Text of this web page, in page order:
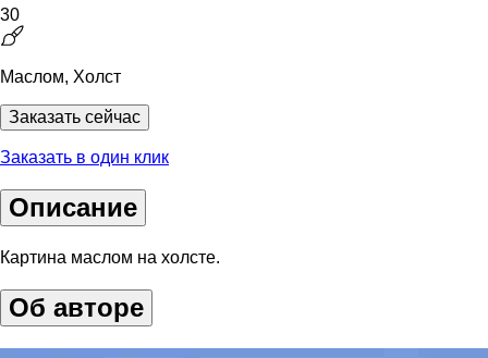
30
Маслом, Холст
Заказать сейчас
Заказать в один клик
Описание
Картина маслом на холсте.
Об авторе